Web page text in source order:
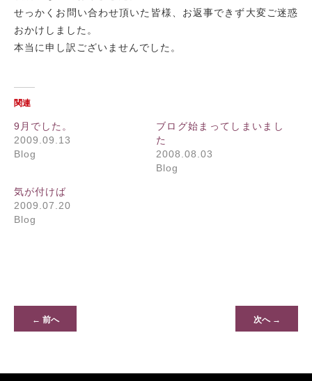
せっかくお問い合わせ頂いた皆様、お返事できず大変ご迷惑
おかけしました。
本当に申し訳ございませんでした。
関連
9月でした。
2009.09.13
Blog
ブログ始まってしまいまし
た
2008.08.03
Blog
気が付けば
2009.07.20
Blog
← 前へ 次へ →